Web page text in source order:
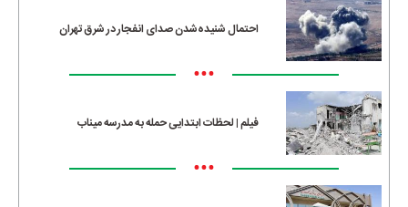
احتمال شنیده‌شدن صدای انفجار در شرق تهران
•••
فیلم | لحظات ابتدایی حمله به مدرسه میناب
•••